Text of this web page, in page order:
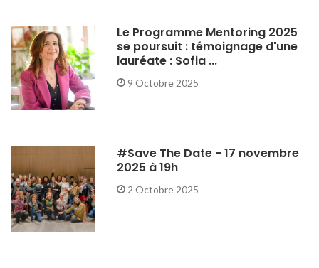
Le Programme Mentoring 2025
se poursuit : témoignage d'une
lauréate : Sofia ...
9 Octobre 2025
#Save The Date - 17 novembre
2025 à 19h
2 Octobre 2025